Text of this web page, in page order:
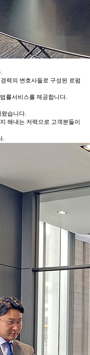
력의 변호사들로 구성된 로펌
률서비스를 제공합니다.
왔습니다.
해내는 저력으로 고객분들이
.